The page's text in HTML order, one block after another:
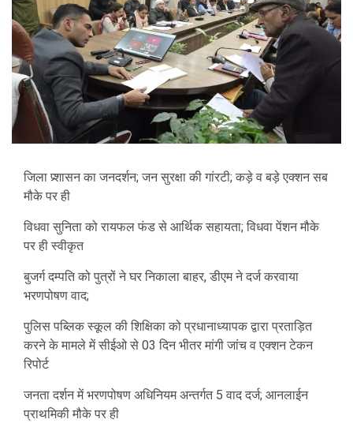
जिला प्र्शासन का जनदर्शन; जन सुरक्षा की गांरटी; कड़े व बड़े एक्शन सब
मौके पर ही
विधवा सुनिता को रायफल फंड से आर्थिक सहायता; विधवा पेंशन मौके
पर ही स्वीकृत
बुजर्ग दम्पति को पुत्रों ने घर निकाला बाहर, डीएम ने दर्ज करवाया
भरणपोषण वाद;
पुलिस पब्लिक स्कूल की शिक्षिका को प्रधानाध्यापक द्वारा प्रताड़ित
करने के मामले में सीईओ से 03 दिन भीतर मांगी जांच व एक्शन टेकन
रिपोर्ट
जनता दर्शन में भरणपोषण अधिनियम अन्तर्गत 5 वाद दर्ज; आनलाईन
प्राथमिकी मौके पर ही